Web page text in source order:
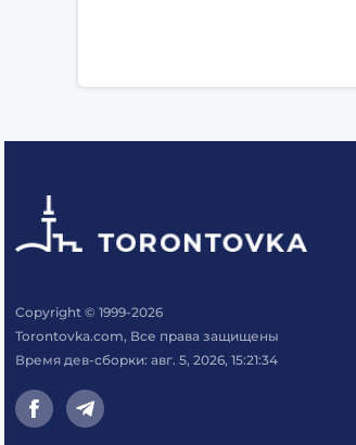
Copyright © 1999-2026
Torontovka.com, Все права защищены
Время дев-сборки: авг. 5, 2026, 15:21:34